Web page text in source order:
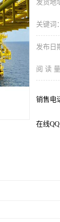
发货地
关键词：
发布日
阅 读 量
销售电
在线QQ